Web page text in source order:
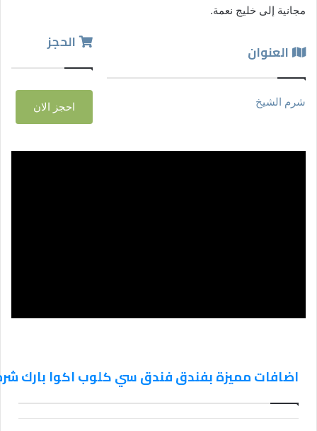
مجانية إلى خليج نعمة.
العنوان
شرم الشيخ
الحجز
احجز الان
اضافات مميزة بفندق فندق سي كلوب اكوا بارك